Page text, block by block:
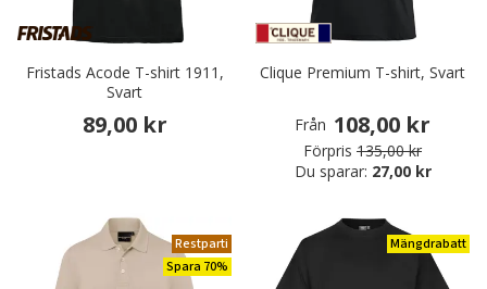
Fristads Acode T-shirt 1911,
Svart
89,00 kr
Clique Premium T-shirt, Svart
Från 108,00 kr
Förpris 135,00 kr
Du sparar: 27,00 kr
Restparti
Spara 70%
Mängdrabatt